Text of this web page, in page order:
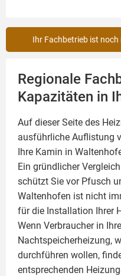
Ihr Fachbetrieb ist
Regionale
Kapazitäten in
Auf dieser Seite des
ausführliche Auflistung
Ihre Kamin in
Ein gründlicher
schützt Sie vor Pfusch
Waltenhofen ist nicht
für die Installation Ihrer
Wenn Verbraucher in
Nachtspeicherheizung,
durchführen wollen,
entsprechenden